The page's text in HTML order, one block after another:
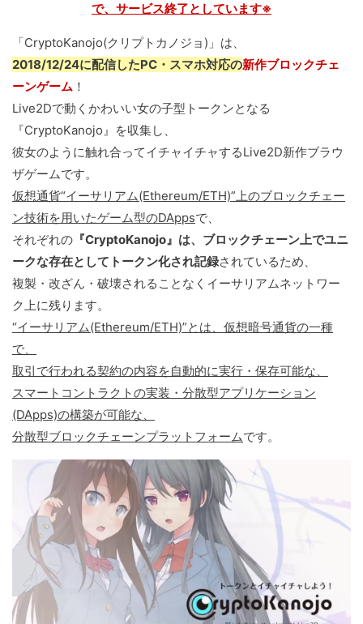
で、サービス終了としています※
「CryptoKanojo(クリプトカノジョ)」は、
2018/12/24に配信したPC・スマホ対応の新作ブロックチェ
ーンゲーム ！
Live2Dで動くかわいい女の子型トークンとなる
『CryptoKanojo』を収集し、
彼女のように触れ合ってイチャイチャするLive2D新作ブラウ
ザゲームです。
仮想通貨“イーサリアム(Ethereum/ETH)”上のブロックチェー
ン技術を用いたゲーム型のDAppsで、
それぞれの 『CryptoKanojo』は、ブロックチェーン上でユニ
ークな存在としてトークン化され記録されているため、
複製・改ざん・破壊されることなくイーサリアムネットワー
ク上に残ります。
“イーサリアム(Ethereum/ETH)”とは、仮想暗号通貨の一種
で、
取引で行われる契約の内容を自動的に実行・保存可能な、
スマートコントラクトの実装・分散型アプリケーション
(DApps)の構築が可能な、
分散型ブロックチェーンプラットフォームです。